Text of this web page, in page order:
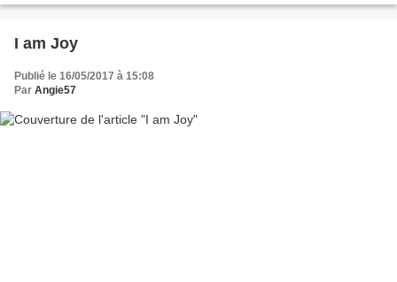
I am Joy
Publié le 16/05/2017 à 15:08
Par Angie57